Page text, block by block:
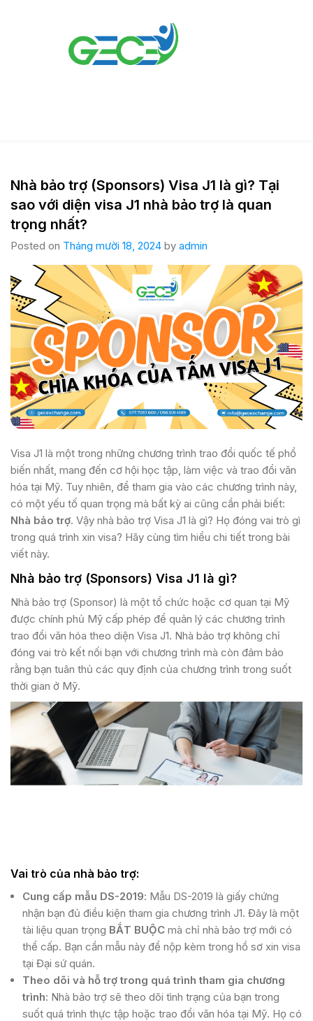
Nhà bảo trợ (Sponsors) Visa J1 là gì? Tại
sao với diện visa J1 nhà bảo trợ là quan
trọng nhất?
Posted on Tháng mười 18, 2024 by admin
Visa J1 là một trong những chương trình trao đổi quốc tế phổ
biến nhất, mang đến cơ hội học tập, làm việc và trao đổi văn
hóa tại Mỹ. Tuy nhiên, để tham gia vào các chương trình này,
có một yếu tố quan trọng mà bất kỳ ai cũng cần phải biết:
Nhà bảo trợ. Vậy nhà bảo trợ Visa J1 là gì? Họ đóng vai trò gì
trong quá trình xin visa? Hãy cùng tìm hiểu chi tiết trong bài
viết này.
Nhà bảo trợ (Sponsors) Visa J1 là gì?
Nhà bảo trợ (Sponsor) là một tổ chức hoặc cơ quan tại Mỹ
được chính phủ Mỹ cấp phép để quản lý các chương trình
trao đổi văn hóa theo diện Visa J1. Nhà bảo trợ không chỉ
đóng vai trò kết nối bạn với chương trình mà còn đảm bảo
rằng bạn tuân thủ các quy định của chương trình trong suốt
thời gian ở Mỹ.
Vai trò của nhà bảo trợ:
Cung cấp mẫu DS-2019: Mẫu DS-2019 là giấy chứng
nhận bạn đủ điều kiện tham gia chương trình J1. Đây là một
tài liệu quan trọng BẮT BUỘC mà chỉ nhà bảo trợ mới có
thể cấp. Bạn cần mẫu này để nộp kèm trong hồ sơ xin visa
tại Đại sứ quán​​.
Theo dõi và hỗ trợ trong quá trình tham gia chương
trình: Nhà bảo trợ sẽ theo dõi tình trạng của bạn trong
suốt quá trình thực tập hoặc trao đổi văn hóa tại Mỹ. Họ có